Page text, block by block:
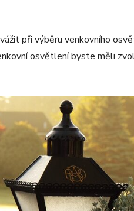
při výběru venkovního
osvětlení byste měli